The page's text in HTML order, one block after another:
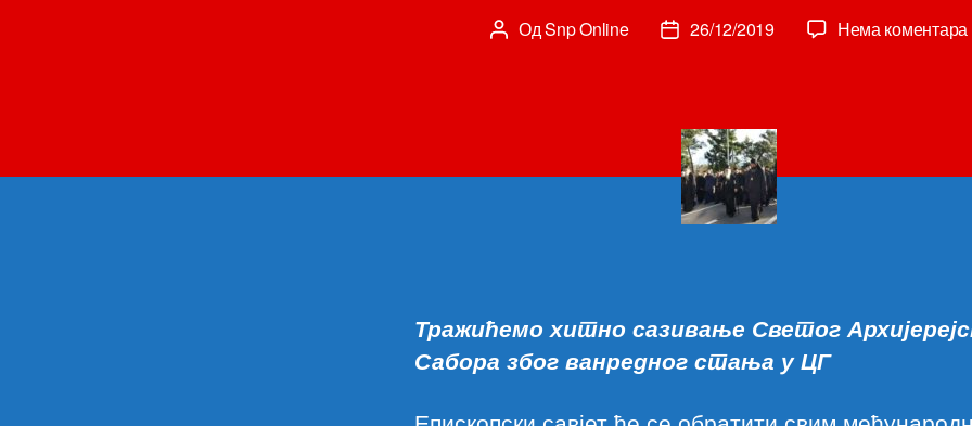
Аутор
ОдSnp Online
Датум
26/12/2019 Нема коментара
Тражићемо хитно сазивање Светог
Сабора због ванредног стања у ЦГ